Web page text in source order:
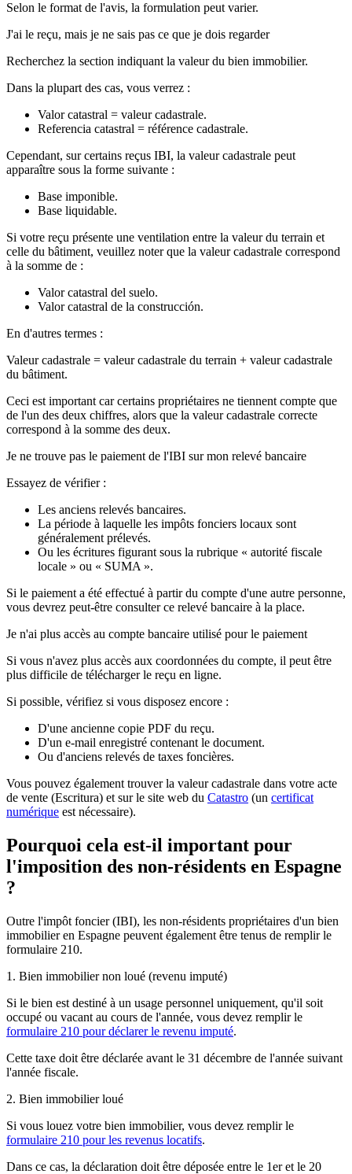
Selon le format de l'avis, la formulation peut varier.
J'ai le reçu, mais je ne sais pas ce que je dois regarder
Recherchez la section indiquant la valeur du bien immobilier.
Dans la plupart des cas, vous verrez :
Valor catastral = valeur cadastrale.
Referencia catastral = référence cadastrale.
Cependant, sur certains reçus IBI, la valeur cadastrale peut
apparaître sous la forme suivante :
Base imponible.
Base liquidable.
Si votre reçu présente une ventilation entre la valeur du terrain et
celle du bâtiment, veuillez noter que la valeur cadastrale correspond
à la somme de :
Valor catastral del suelo.
Valor catastral de la construcción.
En d'autres termes :
Valeur cadastrale = valeur cadastrale du terrain + valeur cadastrale
du bâtiment.
Ceci est important car certains propriétaires ne tiennent compte que
de l'un des deux chiffres, alors que la valeur cadastrale correcte
correspond à la somme des deux.
Je ne trouve pas le paiement de l'IBI sur mon relevé bancaire
Essayez de vérifier :
Les anciens relevés bancaires.
La période à laquelle les impôts fonciers locaux sont
généralement prélevés.
Ou les écritures figurant sous la rubrique « autorité fiscale
locale » ou « SUMA ».
Si le paiement a été effectué à partir du compte d'une autre personne,
vous devrez peut-être consulter ce relevé bancaire à la place.
Je n'ai plus accès au compte bancaire utilisé pour le paiement
Si vous n'avez plus accès aux coordonnées du compte, il peut être
plus difficile de télécharger le reçu en ligne.
Si possible, vérifiez si vous disposez encore :
D'une ancienne copie PDF du reçu.
D'un e-mail enregistré contenant le document.
Ou d'anciens relevés de taxes foncières.
Vous pouvez également trouver la valeur cadastrale dans votre acte
de vente (Escritura) et sur le site web du Catastro (un certificat
numérique est nécessaire).
Pourquoi cela est-il important pour
l'imposition des non-résidents en Espagne
?
Outre l'impôt foncier (IBI), les non-résidents propriétaires d'un bien
immobilier en Espagne peuvent également être tenus de remplir le
formulaire 210.
1. Bien immobilier non loué (revenu imputé)
Si le bien est destiné à un usage personnel uniquement, qu'il soit
occupé ou vacant au cours de l'année, vous devez remplir le
formulaire 210 pour déclarer le revenu imputé.
Cette taxe doit être déclarée avant le 31 décembre de l'année suivant
l'année fiscale.
2. Bien immobilier loué
Si vous louez votre bien immobilier, vous devez remplir le
formulaire 210 pour les revenus locatifs.
Dans ce cas, la déclaration doit être déposée entre le 1er et le 20